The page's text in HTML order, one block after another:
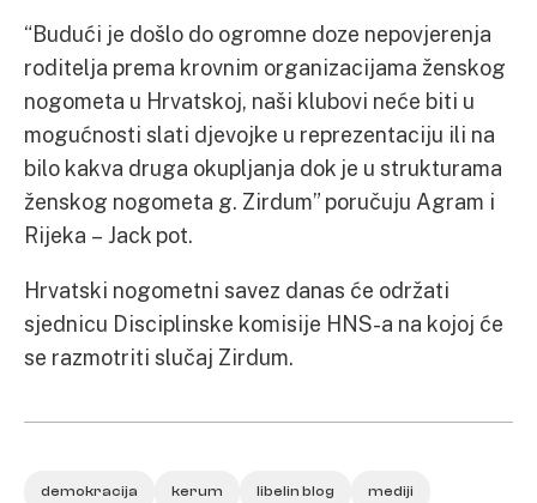
“Budući je došlo do ogromne doze nepovjerenja
roditelja prema krovnim organizacijama ženskog
nogometa u Hrvatskoj, naši klubovi neće biti u
mogućnosti slati djevojke u reprezentaciju ili na
bilo kakva druga okupljanja dok je u strukturama
ženskog nogometa g. Zirdum” poručuju Agram i
Rijeka – Jack pot.
Hrvatski nogometni savez danas će održati
sjednicu Disciplinske komisije HNS-a na kojoj će
se razmotriti slučaj Zirdum.
demokracija kerum libelin blog mediji